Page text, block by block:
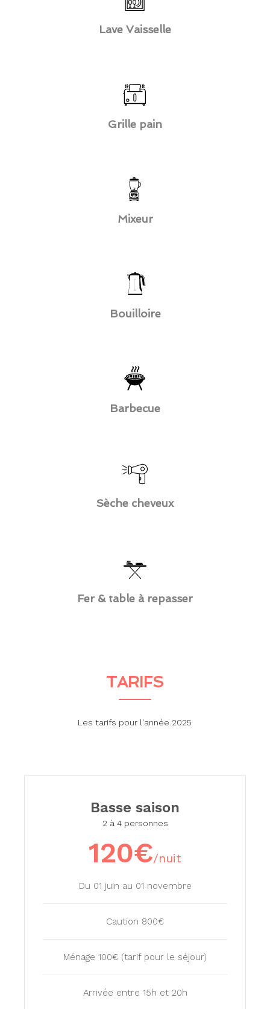
Lave Vaisselle
Grille pain
Mixeur
Bouilloire
Barbecue
Sèche cheveux
Fer & table à repasser
TARIFS
Les tarifs pour l'année 2025
Basse saison
2 à 4 personnes
120€/nuit
Du 01 juin au 01 novembre
Caution 800€
Ménage 100€ (tarif pour le séjour)
Arrivée entre 15h et 20h